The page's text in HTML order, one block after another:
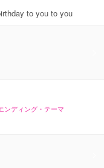
to you to you
ンディング・テーマ